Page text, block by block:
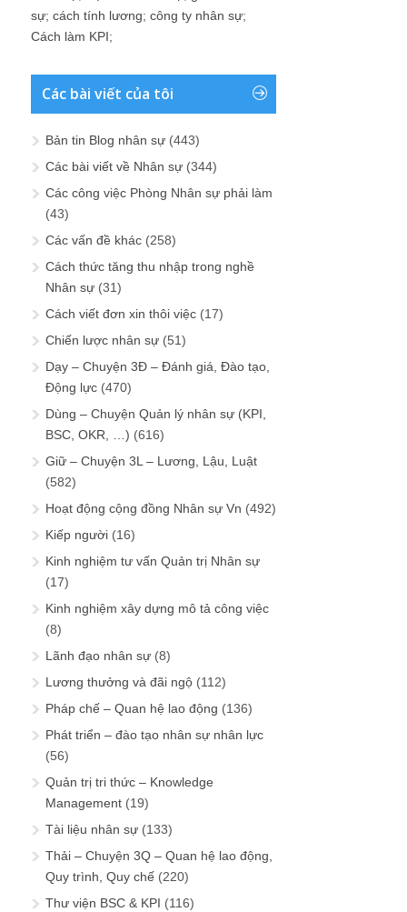
sự; cách tính lương; công ty nhân sự;
Cách làm KPI;
Các bài viết của tôi
Bản tin Blog nhân sự (443)
Các bài viết về Nhân sự (344)
Các công việc Phòng Nhân sự phải làm
(43)
Các vấn đề khác (258)
Cách thức tăng thu nhập trong nghề
Nhân sự (31)
Cách viết đơn xin thôi việc (17)
Chiến lược nhân sự (51)
Dạy – Chuyện 3Đ – Đánh giá, Đào tạo,
Động lực (470)
Dùng – Chuyện Quản lý nhân sự (KPI,
BSC, OKR, …) (616)
Giữ – Chuyện 3L – Lương, Lậu, Luật
(582)
Hoạt động cộng đồng Nhân sự Vn (492)
Kiếp người (16)
Kinh nghiệm tư vấn Quản trị Nhân sự
(17)
Kinh nghiệm xây dựng mô tả công việc
(8)
Lãnh đạo nhân sự (8)
Lương thưởng và đãi ngộ (112)
Pháp chế – Quan hệ lao động (136)
Phát triển – đào tạo nhân sự nhân lực
(56)
Quản trị tri thức – Knowledge
Management (19)
Tài liệu nhân sự (133)
Thải – Chuyện 3Q – Quan hệ lao động,
Quy trình, Quy chế (220)
Thư viện BSC & KPI (116)